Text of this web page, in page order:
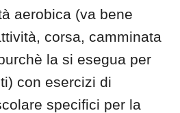
aerobica (va bene
corsa, camminata
la si esegua per
con esercizi di
specifici per la